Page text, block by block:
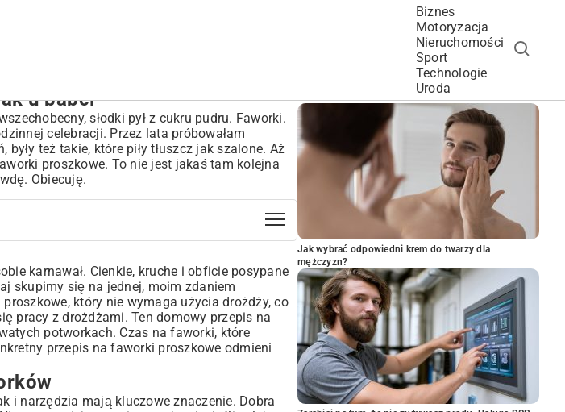
Biznes
Motoryzacja
Nieruchomości
Sport
Technologie
Uroda
u babci
słodki pył z cukru pudru. Faworki.
celebracji. Przez lata próbowałam
też takie, które piły tłuszcz jak szalone. Aż
proszkowe. To nie jest jakaś tam kolejna
Obiecuję.
karnawał. Cienkie, kruche i obficie posypane
skupimy się na jednej, moim zdaniem
który nie wymaga użycia drożdży, co
pracy z drożdżami. Ten domowy przepis na
potworkach. Czas na faworki, które
przepis na faworki proszkowe odmieni
i narzędzia mają kluczowe znaczenie. Dobra
POPULARNE ARTYKUŁY
Jak wybrać odpowiedni krem do twarzy dla
mężczyzn?